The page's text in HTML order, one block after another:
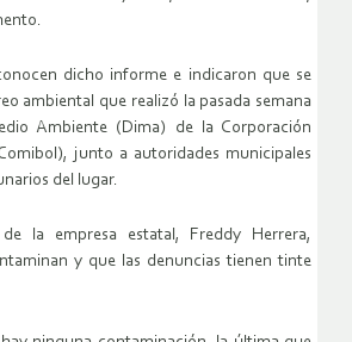
dicho informe e indicaron que se
ambiental que realizó la pasada semana
Ambiente (Dima) de la Corporación
junto a autoridades municipales
del lugar.
la empresa estatal, Freddy Herrera,
y que las denuncias tienen tinte